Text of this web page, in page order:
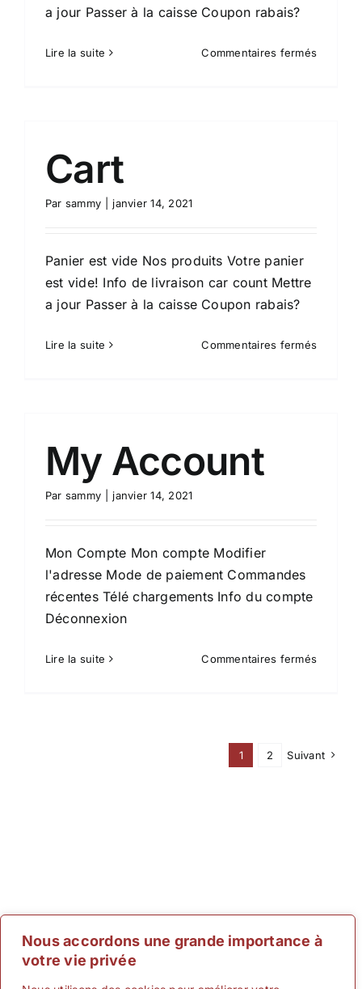
Nous accordons une grande importance à
votre vie privée
a jour Passer à la caisse Coupon rabais?
Lire la suite Commentaires ferméssur
Cart
Par sammy janvier 14, 2021
Panier est vide Nos produits Votre panier
est vide! Info de livraison car count Mettre
a jour Passer à la caisse Coupon rabais?
Lire la suite Commentaires ferméssur
My Account
Par sammy janvier 14, 2021
Mon Compte Mon compte Modifier
l'adresse Mode de paiement Commandes
récentes Télé chargements Info du compte
Déconnexion
Lire la suite Commentaires ferméssur
1 2 Suivant